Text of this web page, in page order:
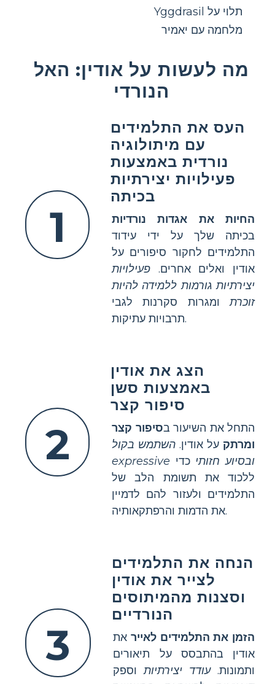
תלוי על Yggdrasil
מלחמה עם יאמיר
מה לעשות על אודין: האל
הנורדי
1
העס את התלמידים
עם מיתולוגיה
נורדית באמצעות
פעילויות יצירתיות
בכיתה
החיות את אגדות נורדיות
בכיתה שלך על ידי עידוד
התלמידים לחקור סיפורים על
אודין ואלים אחרים. פעילויות
יצירתיות גורמות ללמידה להיות
זוכרתומגרות סקרנות לגבי
תרבויות עתיקות.
2
הצג את אודין
באמצעות סשן
סיפור קצר
התחל את השיעור בסיפור קצר
ומרתק על אודין. השתמש בקול
expressive ובסיוע חזותי כדי
ללכוד את תשומת הלב של
התלמידים ולעזור להם לדמיין
את הדמות והרפתקאותיה.
3
הנחה את התלמידים
לצייר את אודין
וסצנות מהמיתוסים
הנורדיים
הזמן את התלמידים לאייר את
אודין בהתבסס על תיאורים
ותמונות.עודד יצירתיותוספק